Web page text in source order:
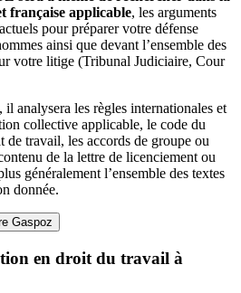
française applicable, les arguments
pour préparer votre défense
ainsi que devant l’ensemble des
votre litige (Tribunal Judiciaire, Cour
analysera les règles internationales et
collective applicable, le code du
travail, les accords de groupe ou
de la lettre de licenciement ou
généralement l’ensemble des textes
donnée.
Gaspoz
en droit du travail à